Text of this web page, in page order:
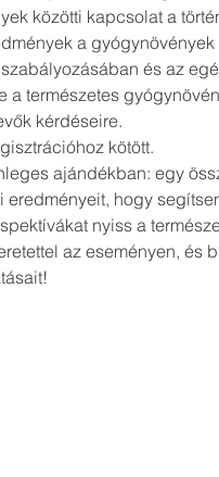
közötti kapcsolat a
a gyógynövények
és az
természetes
kérdéseire.
kötött.
ajándékban: egy
hogy
nyiss a
az eseményen, és